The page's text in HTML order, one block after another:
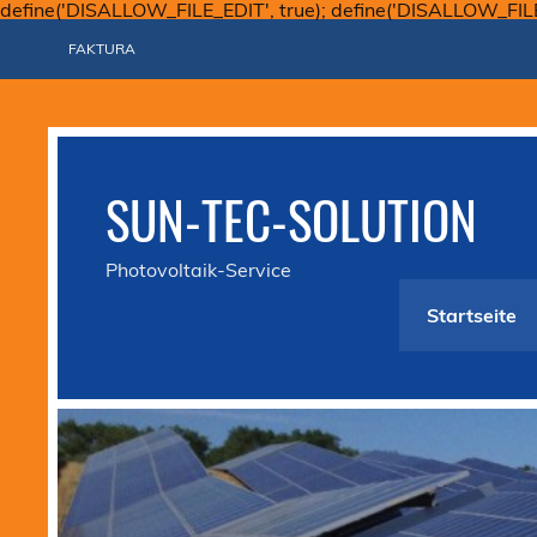
define('DISALLOW_FILE_EDIT', true);
FAKTURA
SUN-TEC-SOLUTION
Photovoltaik-Service
Startseite